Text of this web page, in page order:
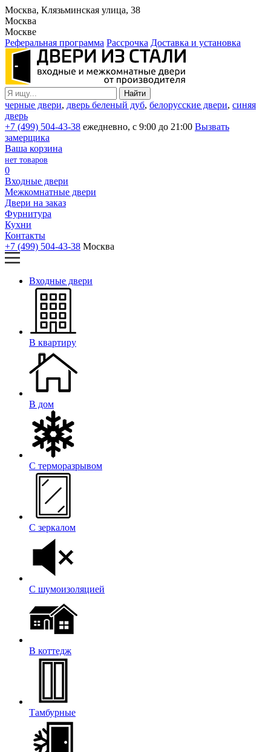
Москва, Клязьминская улица, 38
Москва
Москве
Реферальная программа Рассрочка Доставка и установка
черные двери, дверь беленый дуб, белорусские двери, синяя
дверь
+7 (499) 504-43-38 ежедневно, с 9:00 до 21:00 Вызвать
замерщика
Ваша корзина
нет товаров
0
Входные двери
Межкомнатные двери
Двери на заказ
Фурнитура
Кухни
Контакты
+7 (499) 504-43-38 Москва
Входные двери
В квартиру
В дом
С терморазрывом
С зеркалом
С шумоизоляцией
В коттедж
Тамбурные